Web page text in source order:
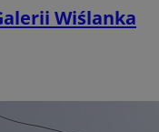
Wiślanka